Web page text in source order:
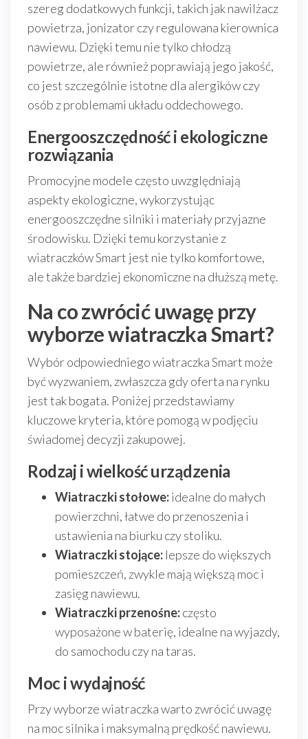
szereg dodatkowych funkcji, takich jak nawilżacz
powietrza, jonizator czy regulowana kierownica
nawiewu. Dzięki temu nie tylko chłodzą
powietrze, ale również poprawiają jego jakość,
co jest szczególnie istotne dla alergików czy
osób z problemami układu oddechowego.
Energooszczędność i ekologiczne
rozwiązania
Promocyjne modele często uwzględniają
aspekty ekologiczne, wykorzystując
energooszczędne silniki i materiały przyjazne
środowisku. Dzięki temu korzystanie z
wiatraczków Smart jest nie tylko komfortowe,
ale także bardziej ekonomiczne na dłuższą metę.
Na co zwrócić uwagę przy
wyborze wiatraczka Smart?
Wybór odpowiedniego wiatraczka Smart może
być wyzwaniem, zwłaszcza gdy oferta na rynku
jest tak bogata. Poniżej przedstawiamy
kluczowe kryteria, które pomogą w podjęciu
świadomej decyzji zakupowej.
Rodzaj i wielkość urządzenia
Wiatraczki stołowe:idealne do małych
powierzchni, łatwe do przenoszenia i
ustawienia na biurku czy stoliku.
Wiatraczki stojące: lepsze do większych
pomieszczeń, zwykle mają większą moc i
zasięg nawiewu.
Wiatraczki przenośne:często
wyposażone w baterię, idealne na wyjazdy,
do samochodu czy na taras.
Moc i wydajność
Przy wyborze wiatraczka warto zwrócić uwagę
na moc silnika i maksymalną prędkość nawiewu.